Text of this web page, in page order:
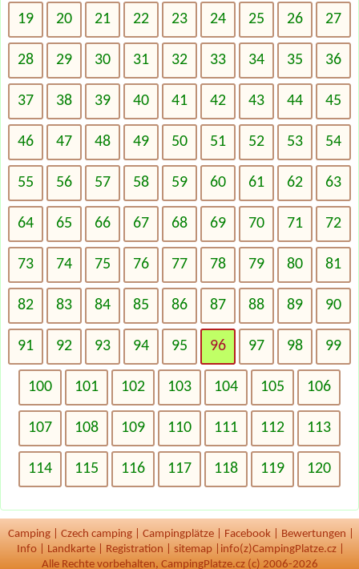
19 20 21 22 23 24 25 26 27
28 29 30 31 32 33 34 35 36
37 38 39 40 41 42 43 44 45
46 47 48 49 50 51 52 53 54
55 56 57 58 59 60 61 62 63
64 65 66 67 68 69 70 71 72
73 74 75 76 77 78 79 80 81
82 83 84 85 86 87 88 89 90
91 92 93 94 95 96 97 98 99
100 101 102 103 104 105 106
107 108 109 110 111 112 113
114 115 116 117 118 119 120
Camping Czech camping Campingplätze Facebook Bewertungen
Info
Landkarte Registration sitemap
info(z)CampingPlatze.cz |
Alle Rechte vorbehalten, CampingPlatze.cz (c) 2006-2026